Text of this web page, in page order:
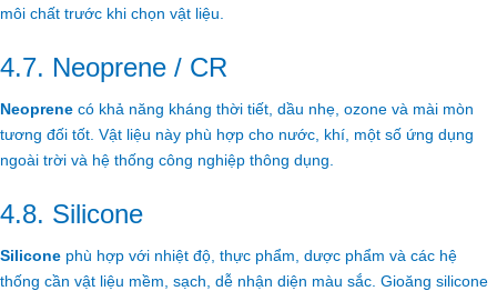
môi chất trước khi chọn vật liệu.
4.7. Neoprene / CR
Neoprene có khả năng kháng thời tiết, dầu nhẹ, ozone và mài mòn
tương đối tốt. Vật liệu này phù hợp cho nước, khí, một số ứng dụng
ngoài trời và hệ thống công nghiệp thông dụng.
4.8. Silicone
Silicone phù hợp với nhiệt độ, thực phẩm, dược phẩm và các hệ
thống cần vật liệu mềm, sạch, dễ nhận diện màu sắc. Gioăng silicone